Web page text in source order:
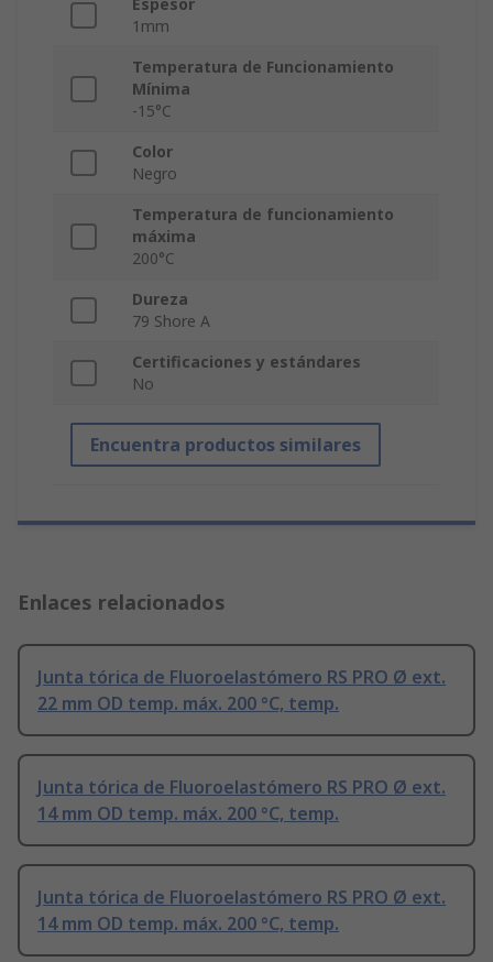
Espesor
1mm
Temperatura de Funcionamiento
Mínima
-15°C
Color
Negro
Temperatura de funcionamiento
máxima
200°C
Dureza
79 Shore A
Certificaciones y estándares
No
Encuentra productos similares
Enlaces relacionados
Junta tórica de Fluoroelastómero RS PRO Ø ext.
22 mm OD temp. máx. 200 °C, temp.
Junta tórica de Fluoroelastómero RS PRO Ø ext.
14 mm OD temp. máx. 200 °C, temp.
Junta tórica de Fluoroelastómero RS PRO Ø ext.
14 mm OD temp. máx. 200 °C, temp.